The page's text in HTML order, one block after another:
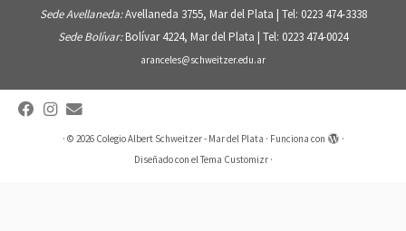
Sede Avellaneda:Avellaneda 3755, Mar del Plata | Tel: 0223 474-3338
Sede Bolívar:Bolívar 4224, Mar del Plata | Tel: 0223 474-0024
aranceles@schweitzer.edu.ar
· © 2026 Colegio Albert Schweitzer - Mar del Plata · Funciona con
·
Diseñado con elTema Customizr·